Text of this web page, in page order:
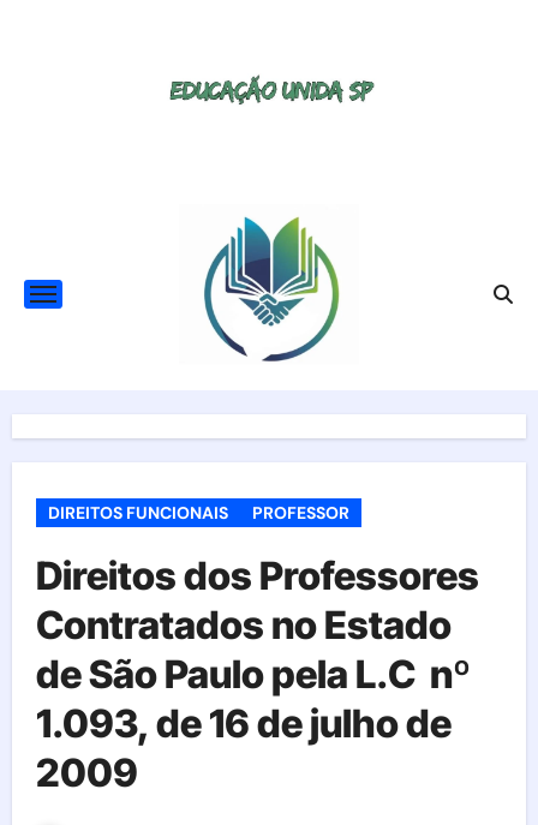
DIREITOS FUNCIONAIS PROFESSOR
Direitos dos Professores
Contratados no Estado
de São Paulo pela L.C nº
1.093, de 16 de julho de
2009